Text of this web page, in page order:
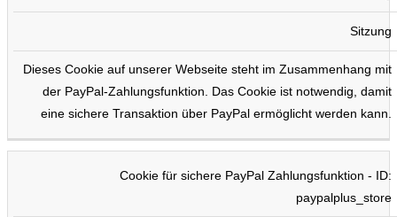
Sitzung
Dieses Cookie auf unserer Webseite steht im Zusammenhang mit
der PayPal-Zahlungsfunktion. Das Cookie ist notwendig, damit
eine sichere Transaktion über PayPal ermöglicht werden kann.
Cookie für sichere PayPal Zahlungsfunktion - ID:
paypalplus_store